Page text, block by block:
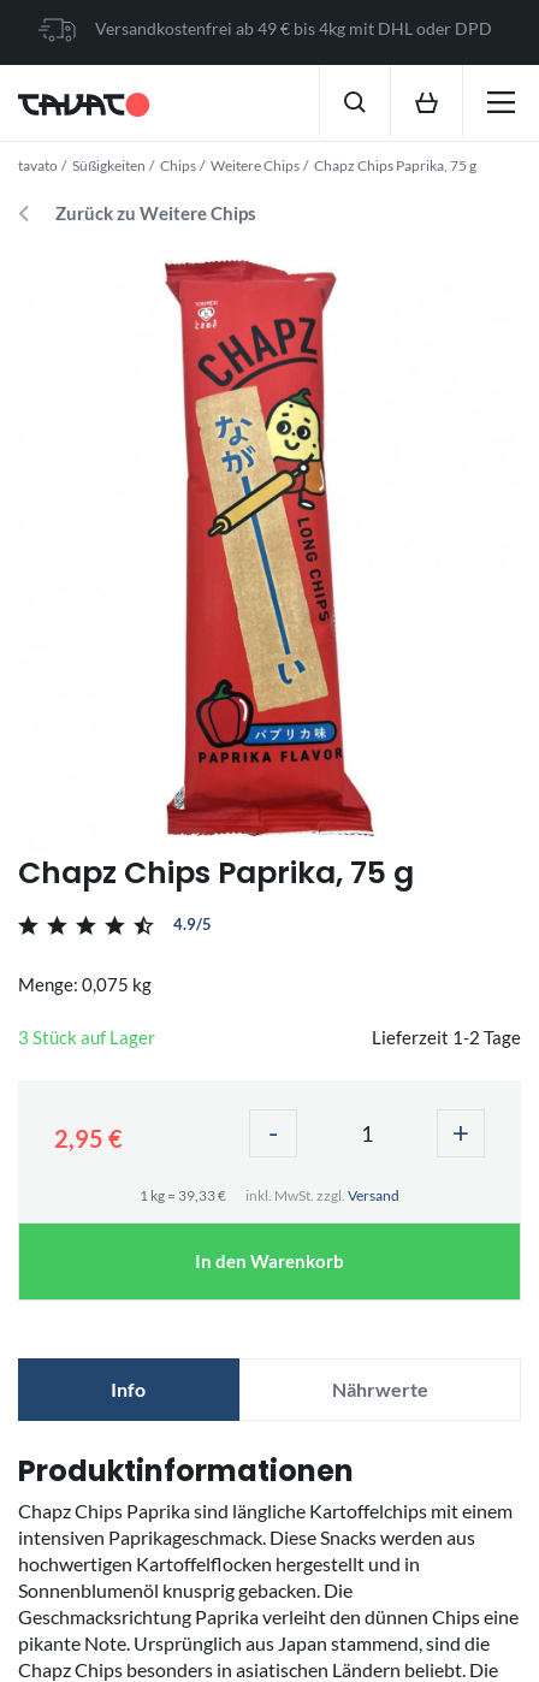
Versandkostenfrei ab 49 € bis 4kg mit DHL oder DPD
tavato Süßigkeiten Chips Weitere Chips Chapz Chips Paprika, 75 g
Zurück zu Weitere Chips
Chapz Chips Paprika, 75 g
4.9/5
Menge: 0,075 kg
3 Stück auf Lager Lieferzeit 1-2 Tage
2,95 € - +
1 kg = 39,33 € inkl. MwSt. zzgl. Versand
In den Warenkorb
Info Nährwerte
Produktinformationen
Chapz Chips Paprika sind längliche Kartoffelchips mit einem
intensiven Paprikageschmack. Diese Snacks werden aus
hochwertigen Kartoffelflocken hergestellt und in
Sonnenblumenöl knusprig gebacken. Die
Geschmacksrichtung Paprika verleiht den dünnen Chips eine
pikante Note. Ursprünglich aus Japan stammend, sind die
Chapz Chips besonders in asiatischen Ländern beliebt. Die